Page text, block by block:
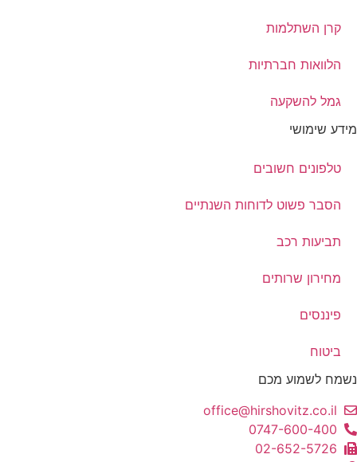
קרן השתלמות
הלוואות חברתיות
גמל להשקעה
מידע שימושי
טלפונים חשובים
הסבר פשוט לדוחות השנתיים
תביעות רכב
מחירון שרותים
פיננסים
ביטוח
נשמח לשמוע מכם
office@hirshovitz.co.il
0747-600-400
02-652-5726